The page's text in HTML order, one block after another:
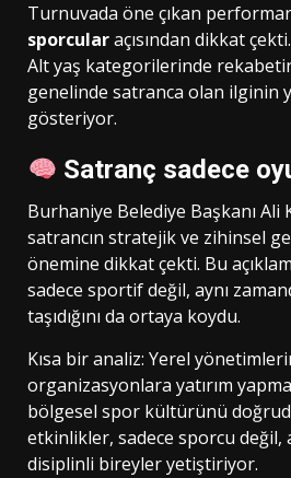
Turnuvada öne çıkan
sporcularaçısından dikkat çekti.
Alt yaş kategorilerinde
genelinde satranca olan ilginin
gösteriyor.
Satranç sadece
Burhaniye Belediye Başkanı Ali
satrancın stratejik ve zihinsel
önemine dikkat çekti. Bu
sadece sportif değil, aynı
taşıdığını da ortaya koydu.
Kısa bir analiz: Yerel
organizasyonlara yatırım
bölgesel spor kültürünü
etkinlikler, sadece sporcu değil,
disiplinli bireyler yetiştiriyor.